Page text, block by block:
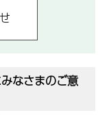
なさまのご意